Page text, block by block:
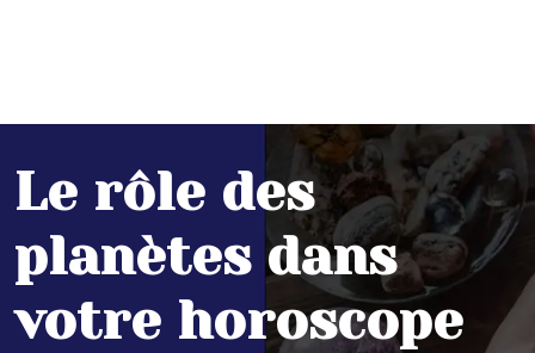
Le rôle des
planètes dans
votre horoscope